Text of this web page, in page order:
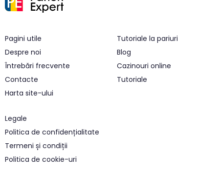
Pagini utile
Despre noi
Întrebări frecvente
Contacte
Harta site-ului
Tutoriale la pariuri
Blog
Cazinouri online
Tutoriale
Legale
Politica de confidențialitate
Termeni și condiții
Politica de cookie-uri